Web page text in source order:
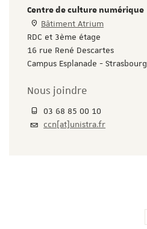
Centre de culture numérique
Bâtiment Atrium
RDC et 3ème étage
16 rue René Descartes
Campus Esplanade - Strasbourg
Nous joindre
03 68 85 00 10
ccn[at]unistra.fr